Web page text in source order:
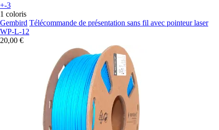
+-3
1 coloris
Gembird Télécommande de présentation sans fil avec pointeur laser
WP-L-12
20,00 €